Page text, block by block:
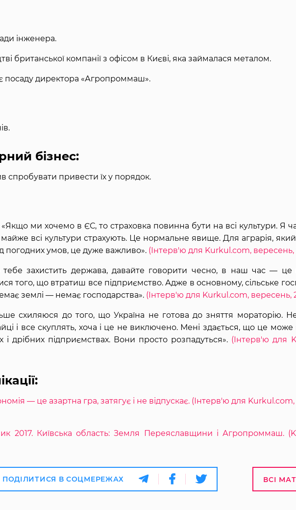
інженера.
британської компанії з офісом в Києві, яка займалася металом.
посаду директора «Агропроммаш».
бізнес:
спробувати привести їх у порядок.
«Якщо ми хочемо в ЄС, то страховка повинна бути на всі культури. Я
всі культури страхують. Це нормальне явище. Для аграрія,
погодних умов, це дуже важливо». (Інтерв'ю для Kurkul.com, вересень,
захистить держава, давайте говорити чесно, в наш час — це
того, що втратиш все підприємство. Адже в основному, сільське
землі — немає господарства». (Інтерв'ю для Kurkul.com, вересень,
схиляюся до того, що Україна не готова до зняття мораторію.
і все скуплять, хоча і це не виключено. Мені здається, що це може
дрібних підприємствах. Вони просто розпадуться». (Інтерв'ю для
— це азартна гра, затягує і не відпускає. (Інтерв'ю для
2017. Київська область: Земля Переяславщини і Агропроммаш.
ПОДІЛИТИСЯ В СОЦМЕРЕЖАХ ВСІ